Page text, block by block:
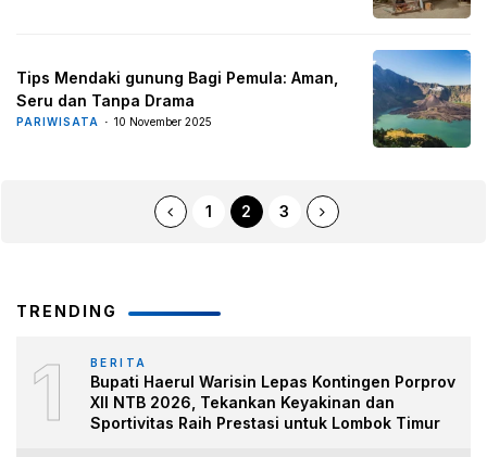
Tips Mendaki gunung Bagi Pemula: Aman,
Seru dan Tanpa Drama
PARIWISATA 10 November 2025
1 2 3
TRENDING
1 BERITA
Bupati Haerul Warisin Lepas Kontingen Porprov
XII NTB 2026, Tekankan Keyakinan dan
Sportivitas Raih Prestasi untuk Lombok Timur